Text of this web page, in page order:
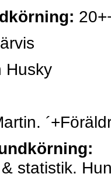
Husky
statistik.